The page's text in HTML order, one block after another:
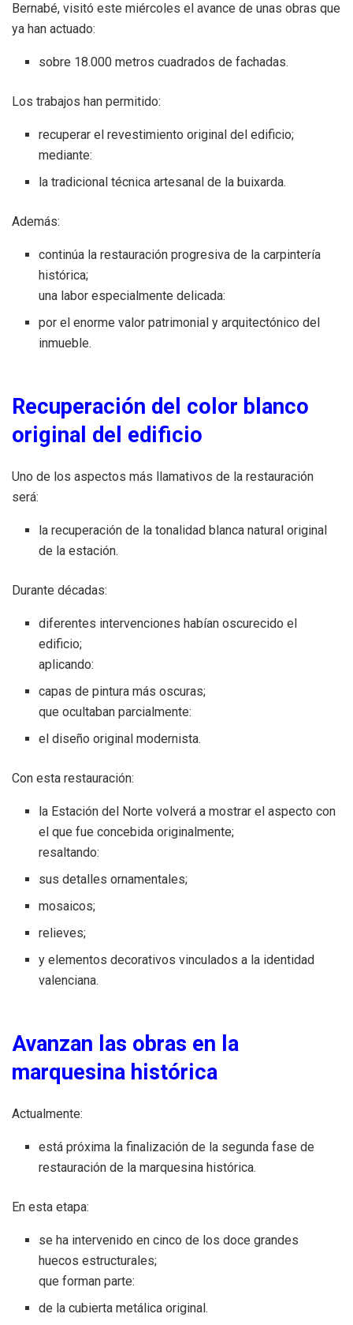
Bernabé, visitó este miércoles el avance de unas obras que
ya han actuado:
sobre 18.000 metros cuadrados de fachadas.
Los trabajos han permitido:
recuperar el revestimiento original del edificio;
mediante:
la tradicional técnica artesanal de la buixarda.
Además:
continúa la restauración progresiva de la carpintería
histórica;
una labor especialmente delicada:
por el enorme valor patrimonial y arquitectónico del
inmueble.
Recuperación del color blanco
original del edificio
Uno de los aspectos más llamativos de la restauración
será:
la recuperación de la tonalidad blanca natural original
de la estación.
Durante décadas:
diferentes intervenciones habían oscurecido el
edificio;
aplicando:
capas de pintura más oscuras;
que ocultaban parcialmente:
el diseño original modernista.
Con esta restauración:
la Estación del Norte volverá a mostrar el aspecto con
el que fue concebida originalmente;
resaltando:
sus detalles ornamentales;
mosaicos;
relieves;
y elementos decorativos vinculados a la identidad
valenciana.
Avanzan las obras en la
marquesina histórica
Actualmente:
está próxima la finalización de la segunda fase de
restauración de la marquesina histórica.
En esta etapa:
se ha intervenido en cinco de los doce grandes
huecos estructurales;
que forman parte:
de la cubierta metálica original.